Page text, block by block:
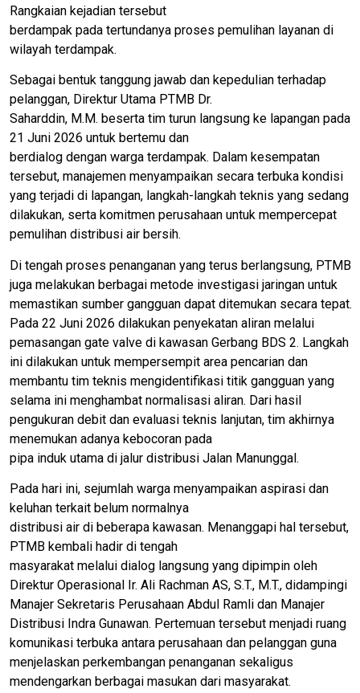
Rangkaian kejadian tersebut
berdampak pada tertundanya proses pemulihan layanan di
wilayah terdampak.
Sebagai bentuk tanggung jawab dan kepedulian terhadap
pelanggan, Direktur Utama PTMB Dr.
Saharddin, M.M. beserta tim turun langsung ke lapangan pada
21 Juni 2026 untuk bertemu dan
berdialog dengan warga terdampak. Dalam kesempatan
tersebut, manajemen menyampaikan secara terbuka kondisi
yang terjadi di lapangan, langkah-langkah teknis yang sedang
dilakukan, serta komitmen perusahaan untuk mempercepat
pemulihan distribusi air bersih.
Di tengah proses penanganan yang terus berlangsung, PTMB
juga melakukan berbagai metode investigasi jaringan untuk
memastikan sumber gangguan dapat ditemukan secara tepat.
Pada 22 Juni 2026 dilakukan penyekatan aliran melalui
pemasangan gate valve di kawasan Gerbang BDS 2. Langkah
ini dilakukan untuk mempersempit area pencarian dan
membantu tim teknis mengidentifikasi titik gangguan yang
selama ini menghambat normalisasi aliran. Dari hasil
pengukuran debit dan evaluasi teknis lanjutan, tim akhirnya
menemukan adanya kebocoran pada
pipa induk utama di jalur distribusi Jalan Manunggal.
Pada hari ini, sejumlah warga menyampaikan aspirasi dan
keluhan terkait belum normalnya
distribusi air di beberapa kawasan. Menanggapi hal tersebut,
PTMB kembali hadir di tengah
masyarakat melalui dialog langsung yang dipimpin oleh
Direktur Operasional Ir. Ali Rachman AS, S.T., M.T., didampingi
Manajer Sekretaris Perusahaan Abdul Ramli dan Manajer
Distribusi Indra Gunawan. Pertemuan tersebut menjadi ruang
komunikasi terbuka antara perusahaan dan pelanggan guna
menjelaskan perkembangan penanganan sekaligus
mendengarkan berbagai masukan dari masyarakat.